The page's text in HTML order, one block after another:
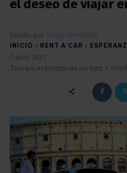
el deseo de viajar
Escrito por Sergio Fernández
INICIO RENT A CAR
7 abril 2021
Tiempo estimado de lectura: 1